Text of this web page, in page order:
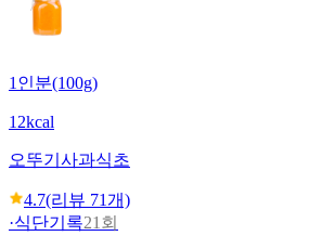
1인분(100g)
12kcal
오뚜기 사과식초
4.7(리뷰 71개)
·식단기록21회